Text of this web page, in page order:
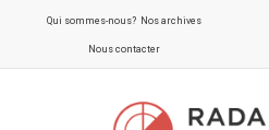
Qui sommes-nous? Nos archives
Nous contacter